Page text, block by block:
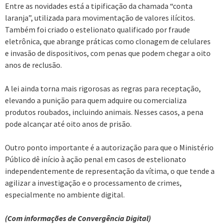
Entre as novidades está a tipificação da chamada “conta
laranja”, utilizada para movimentação de valores ilícitos.
Também foi criado o estelionato qualificado por fraude
eletrônica, que abrange práticas como clonagem de celulares
e invasão de dispositivos, com penas que podem chegar a oito
anos de reclusão.
A lei ainda torna mais rigorosas as regras para receptação,
elevando a punição para quem adquire ou comercializa
produtos roubados, incluindo animais. Nesses casos, a pena
pode alcançar até oito anos de prisão.
Outro ponto importante é a autorização para que o Ministério
Público dê início à ação penal em casos de estelionato
independentemente de representação da vítima, o que tende a
agilizar a investigação e o processamento de crimes,
especialmente no ambiente digital.
(Com informações de Convergência Digital)